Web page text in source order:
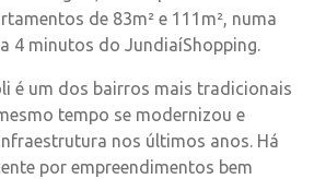
de 83m² e 111m², numa
4 minutos do JundiaíShopping.
é um dos bairros mais tradicionais
tempo se modernizou e
nos últimos anos. Há
por empreendimentos bem